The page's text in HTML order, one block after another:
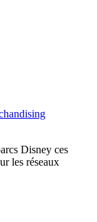
Disney ces
les réseaux